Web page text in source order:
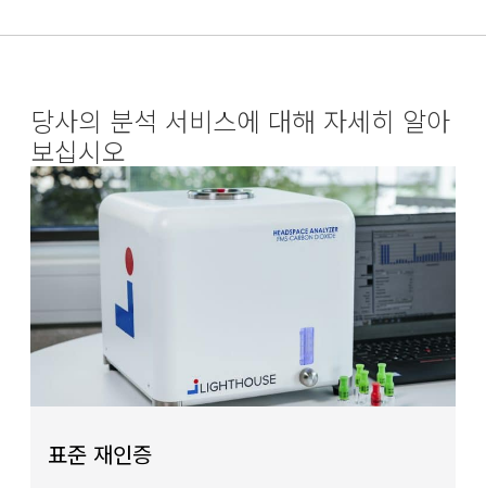
당사의 분석 서비스에 대해 자세히 알아
보십시오
표준 재인증